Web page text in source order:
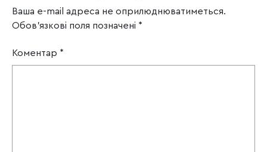
Ваша e-mail адреса не оприлюднюватиметься.
Обов’язкові поля позначені *
Коментар *